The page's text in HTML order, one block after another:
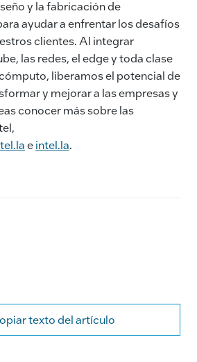
y la fabricación de
ayudar a enfrentar los desafíos
clientes. Al integrar
las redes, el edge y toda clase
liberamos el potencial de
y mejorar a las empresas y
conocer más sobre las
eintel.la.
texto del artículo